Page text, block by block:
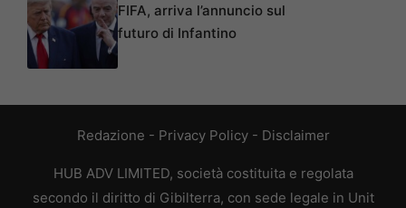
FIFA, arriva l’annuncio sul
futuro di Infantino
Redazione - Privacy Policy- Disclaimer
HUB ADV LIMITED, società costituita e regolata
secondo il diritto di Gibilterra, con sede legale in Unit